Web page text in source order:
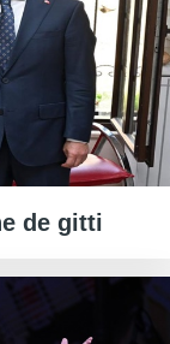
de gitti